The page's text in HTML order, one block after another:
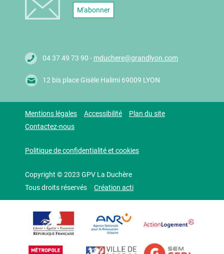
M'abonner
04 37 49 73 90 - mduchere@grandlyon.com
12 bis place Gisèle Halimi 69009 LYON
Mentions légales Accessibilité
Plan du site
Contactez-nous
Politique de confidentialité et cookies
Copyright © 2023 GPV La Duchère
Tous droits réservés
Création acti